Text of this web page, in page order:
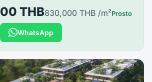
THB830,000 THB /m²Prosto
WhatsApp